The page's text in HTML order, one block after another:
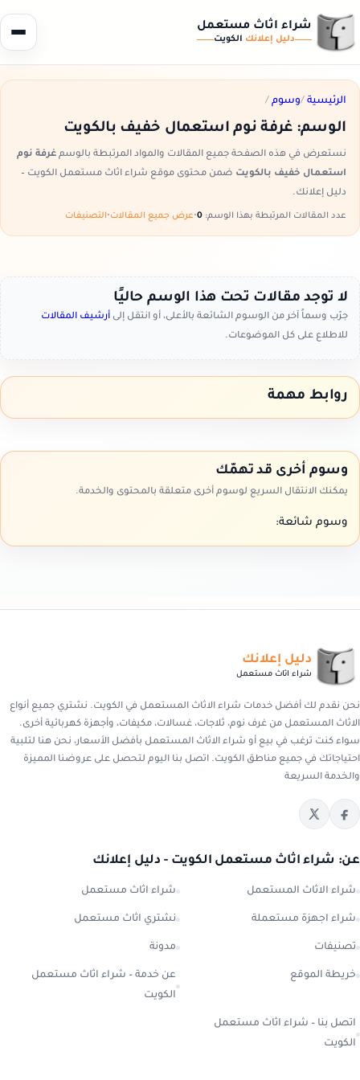
شراء اثاث مستعمل
دليل إعلانك الكويت
الرئيسية /وسوم /
الوسم: غرفة نوم استعمال خفيف بالكويت
نستعرض في هذه الصفحة جميع المقالات والمواد المرتبطة بالوسم غرفة نوم
استعمال خفيف بالكويت ضمن محتوى موقع شراء اثاث مستعمل الكويت –
دليل إعلانك.
عدد المقالات المرتبطة بهذا الوسم: •عرض جميع المقالات•التصنيفات
لا توجد مقالات تحت هذا الوسم حاليًا
جرّب وسماً آخر من الوسوم الشائعة بالأعلى، أو انتقل إلى أرشيف المقالات
للاطلاع على كل الموضوعات.
روابط مهمة
وسوم أخرى قد تهمّك
يمكنك الانتقال السريع لوسوم أخرى متعلقة بالمحتوى والخدمة.
وسوم شائعة:
دليل إعلانك
شراء اثاث مستعمل
نحن نقدم لك أفضل خدمات شراء الاثاث المستعمل في الكويت. نشتري جميع أنواع
الاثاث المستعمل من غرف نوم، ثلاجات، غسالات، مكيفات، وأجهزة كهربائية أخرى.
سواء كنت ترغب في بيع أو شراء الاثاث المستعمل بأفضل الأسعار، نحن هنا لتلبية
احتياجاتك في جميع مناطق الكويت. اتصل بنا اليوم لتحصل على عروضنا المميزة
والخدمة السريعة
عن: شراء اثاث مستعمل الكويت - دليل إعلانك
شراء الاثاث المستعمل شراء اثاث مستعمل
شراء اجهزة مستعملة نشتري اثاث مستعمل
تصنيفات مدونة
خريطة الموقع
عن خدمة – شراء اثاث مستعمل
الكويت
اتصل بنا – شراء اثاث مستعمل
الكويت